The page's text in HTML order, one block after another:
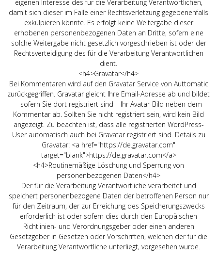
eigenen Interesse des für die Verarbeitung Verantwortlichen,
damit sich dieser im Falle einer Rechtsverletzung gegebenenfalls
exkulpieren könnte. Es erfolgt keine Weitergabe dieser
erhobenen personenbezogenen Daten an Dritte, sofern eine
solche Weitergabe nicht gesetzlich vorgeschrieben ist oder der
Rechtsverteidigung des für die Verarbeitung Verantwortlichen
dient.
<h4>Gravatar</h4>
Bei Kommentaren wird auf den Gravatar Service von Auttomatic
zurückgegriffen. Gravatar gleicht Ihre Email-Adresse ab und bildet
– sofern Sie dort registriert sind – Ihr Avatar-Bild neben dem
Kommentar ab. Sollten Sie nicht registriert sein, wird kein Bild
angezeigt. Zu beachten ist, dass alle registrierten WordPress-
User automatisch auch bei Gravatar registriert sind. Details zu
Gravatar: <a href="https://de.gravatar.com"
target="blank">https://de.gravatar.com</a>
<h4>Routinemäßige Löschung und Sperrung von
personenbezogenen Daten</h4>
Der für die Verarbeitung Verantwortliche verarbeitet und
speichert personenbezogene Daten der betroffenen Person nur
für den Zeitraum, der zur Erreichung des Speicherungszwecks
erforderlich ist oder sofern dies durch den Europäischen
Richtlinien- und Verordnungsgeber oder einen anderen
Gesetzgeber in Gesetzen oder Vorschriften, welchen der für die
Verarbeitung Verantwortliche unterliegt, vorgesehen wurde.